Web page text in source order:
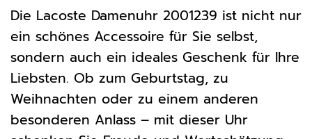
Die Lacoste Damenuhr 2001239 ist nicht nur
ein schönes Accessoire für Sie selbst,
sondern auch ein ideales Geschenk für Ihre
Liebsten. Ob zum Geburtstag, zu
Weihnachten oder zu einem anderen
besonderen Anlass – mit dieser Uhr